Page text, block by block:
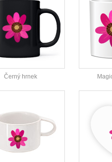
Černý hrnek